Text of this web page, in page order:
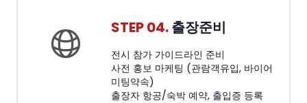
STEP 04.출장준비
전시 참가 가이드라인 준비
사전 홍보 마케팅 (관람객유입, 바이어
미팅약속)
출장자 항공/숙박 예약, 출입증 등록